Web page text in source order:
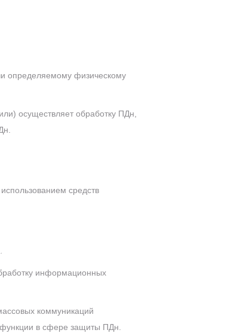
определяемому физическому
осуществляет обработку ПДн,
средств
информационных
коммуникаций
в сфере защиты ПДн.